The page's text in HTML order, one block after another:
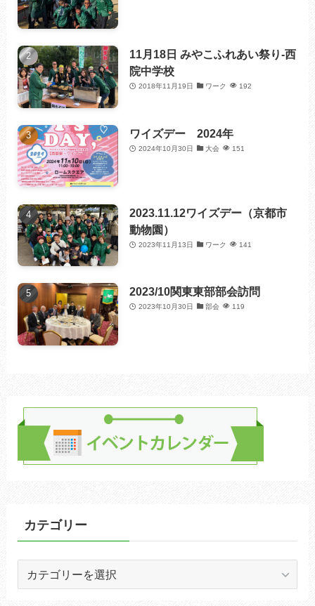
11月18日 みやこふれあい祭り-西
院中学校
2018年11月19日 ワーク 192
ワイズデー 2024年
2024年10月30日 大会 151
2023.11.12ワイズデー（京都市
動物園）
2023年11月13日 ワーク 141
2023/10関東東部部会訪問
2023年10月30日 部会 119
カテゴリー